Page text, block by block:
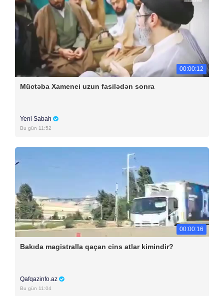
00:00:12
Müctəba Xamenei uzun fasilədən sonra
Yeni Sabah
Bu gün 11:52
00:00:16
Bakıda magistralla qaçan cins atlar kimindir?
Qafqazinfo.az
Bu gün 11:04